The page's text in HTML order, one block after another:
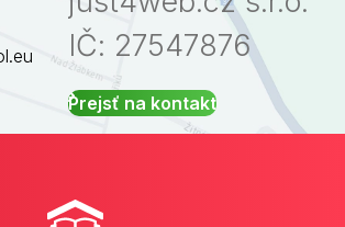
IČ: 27547876
Prejsť na kontakt